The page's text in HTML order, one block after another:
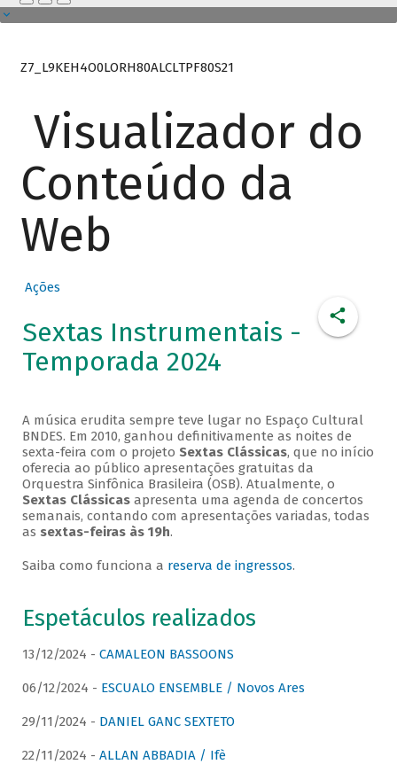
Z7_L9KEH4O0LORH80ALCLTPF80S21
Visualizador do
Conteúdo da
Web
Ações
Sextas Instrumentais -
Temporada 2024
A música erudita sempre teve lugar no Espaço Cultural
BNDES. Em 2010, ganhou definitivamente as noites de
sexta-feira com o projeto Sextas Clássicas, que no início
oferecia ao público apresentações gratuitas da
Orquestra Sinfônica Brasileira (OSB). Atualmente, o
Sextas Clássicasapresenta uma agenda de concertos
semanais, contando com apresentações variadas, todas
as sextas-feiras às 19h.
Saiba como funciona a reserva de ingressos.
Espetáculos realizados
13/12/2024 - CAMALEON BASSOONS
06/12/2024 - ESCUALO ENSEMBLE / Novos Ares
29/11/2024 - DANIEL GANC SEXTETO
22/11/2024 - ALLAN ABBADIA / Ifè